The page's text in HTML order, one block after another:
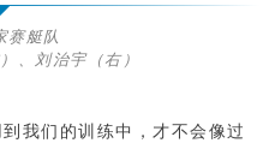
赛艇队
、刘治宇（右）
我们的训练中，才不会像过